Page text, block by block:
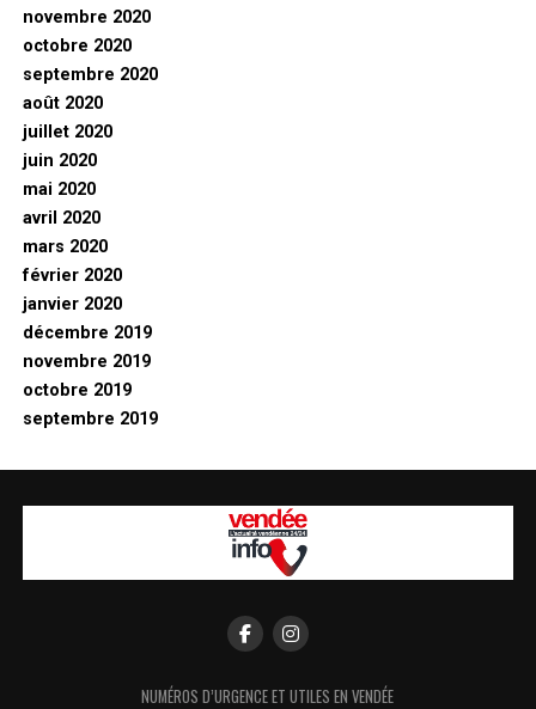
novembre 2020
octobre 2020
septembre 2020
août 2020
juillet 2020
juin 2020
mai 2020
avril 2020
mars 2020
février 2020
janvier 2020
décembre 2019
novembre 2019
octobre 2019
septembre 2019
NUMÉROS D’URGENCE ET UTILES EN VENDÉE